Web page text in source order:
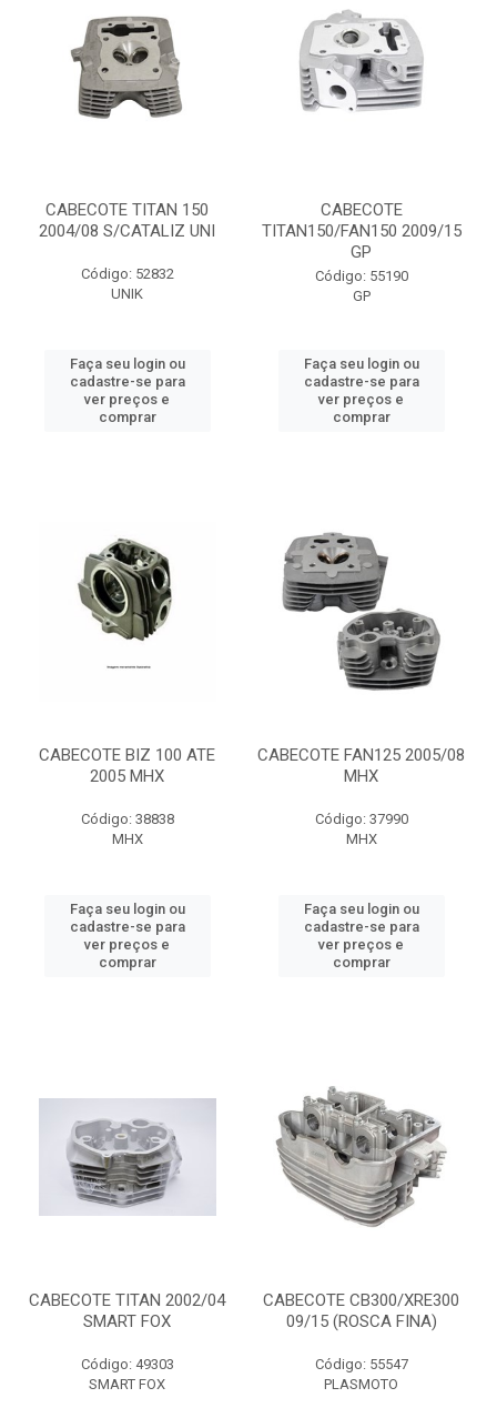
CABECOTE TITAN 150
2004/08 S/CATALIZ UNI
Código: 52832
UNIK
Faça seu login ou
cadastre-se para
ver preços e
comprar
CABECOTE
TITAN150/FAN150 2009/15
GP
Código: 55190
GP
Faça seu login ou
cadastre-se para
ver preços e
comprar
CABECOTE BIZ 100 ATE
2005 MHX
Código: 38838
MHX
Faça seu login ou
cadastre-se para
ver preços e
comprar
CABECOTE FAN125 2005/08
MHX
Código: 37990
MHX
Faça seu login ou
cadastre-se para
ver preços e
comprar
CABECOTE TITAN 2002/04
SMART FOX
Código: 49303
SMART FOX
CABECOTE CB300/XRE300
09/15 (ROSCA FINA)
Código: 55547
PLASMOTO